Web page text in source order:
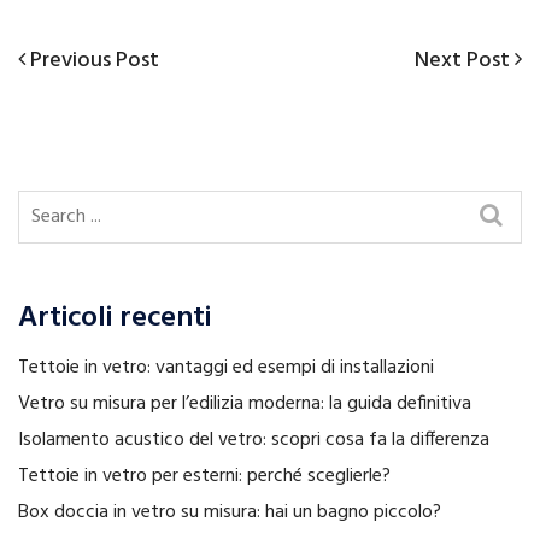
Navigazione
Previous
Previous Post
Next
Next Post
Articoli recenti
Tettoie in vetro: vantaggi ed esempi di installazioni
Vetro su misura per l’edilizia moderna: la guida definitiva
Isolamento acustico del vetro: scopri cosa fa la differenza
Tettoie in vetro per esterni: perché sceglierle?
Box doccia in vetro su misura: hai un bagno piccolo?